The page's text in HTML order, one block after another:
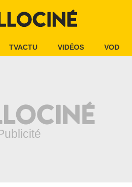
TVACTU VIDÉOS VOD